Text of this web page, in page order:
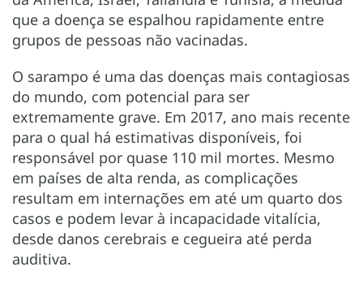
que a doença se espalhou rapidamente entre
grupos de pessoas não vacinadas.
O sarampo é uma das doenças mais contagiosas
do mundo, com potencial para ser
extremamente grave. Em 2017, ano mais recente
para o qual há estimativas disponíveis, foi
responsável por quase 110 mil mortes. Mesmo
em países de alta renda, as complicações
resultam em internações em até um quarto dos
casos e podem levar à incapacidade vitalícia,
desde danos cerebrais e cegueira até perda
auditiva.